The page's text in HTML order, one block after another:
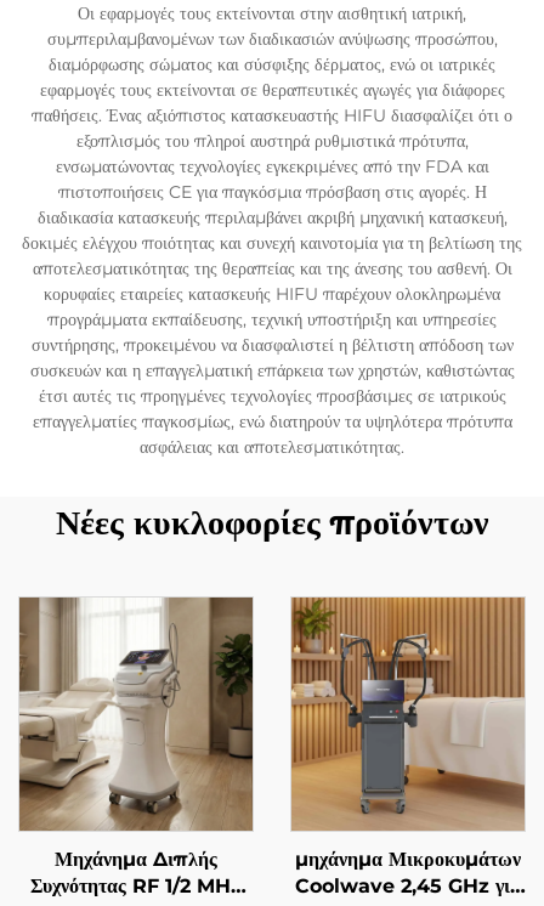
Οι εφαρμογές τους εκτείνονται στην αισθητική ιατρική,
συμπεριλαμβανομένων των διαδικασιών ανύψωσης προσώπου,
διαμόρφωσης σώματος και σύσφιξης δέρματος, ενώ οι ιατρικές
εφαρμογές τους εκτείνονται σε θεραπευτικές αγωγές για διάφορες
παθήσεις. Ένας αξιόπιστος κατασκευαστής HIFU διασφαλίζει ότι ο
εξοπλισμός του πληροί αυστηρά ρυθμιστικά πρότυπα,
ενσωματώνοντας τεχνολογίες εγκεκριμένες από την FDA και
πιστοποιήσεις CE για παγκόσμια πρόσβαση στις αγορές. Η
διαδικασία κατασκευής περιλαμβάνει ακριβή μηχανική κατασκευή,
δοκιμές ελέγχου ποιότητας και συνεχή καινοτομία για τη βελτίωση της
αποτελεσματικότητας της θεραπείας και της άνεσης του ασθενή. Οι
κορυφαίες εταιρείες κατασκευής HIFU παρέχουν ολοκληρωμένα
προγράμματα εκπαίδευσης, τεχνική υποστήριξη και υπηρεσίες
συντήρησης, προκειμένου να διασφαλιστεί η βέλτιστη απόδοση των
συσκευών και η επαγγελματική επάρκεια των χρηστών, καθιστώντας
έτσι αυτές τις προηγμένες τεχνολογίες προσβάσιμες σε ιατρικούς
επαγγελματίες παγκοσμίως, ενώ διατηρούν τα υψηλότερα πρότυπα
ασφάλειας και αποτελεσματικότητας.
Νέες κυκλοφορίες προϊόντων
Μηχάνημα Διπλής
Συχνότητας RF 1/2 MHz
μηχάνημα Μικροκυμάτων
Coolwave 2,45 GHz για